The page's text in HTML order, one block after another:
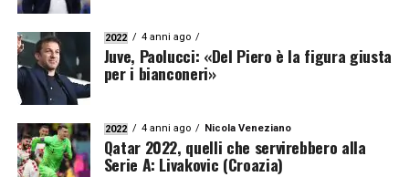
2022 4 anni ago
Juve, Paolucci: «Del Piero è la figura giusta
per i bianconeri»
2022 4 anni ago Nicola Veneziano
Qatar 2022, quelli che servirebbero alla
Serie A: Livakovic (Croazia)